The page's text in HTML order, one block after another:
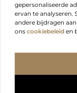
gepersonaliseerde
ervan te analyseren.
andere bijdragen
ons cookiebeleid en